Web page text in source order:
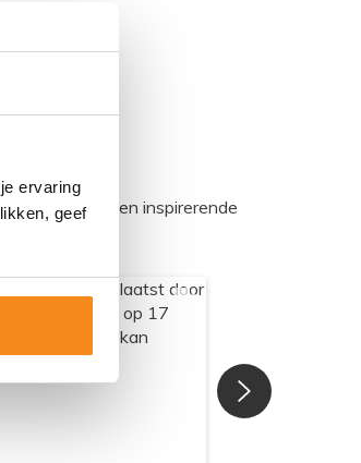
ervaring
geef
bouwen we een inspirerende